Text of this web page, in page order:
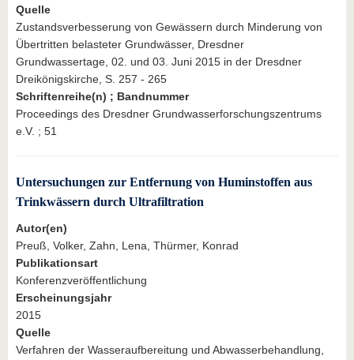
Quelle
Zustandsverbesserung von Gewässern durch Minderung von
Übertritten belasteter Grundwässer, Dresdner
Grundwassertage, 02. und 03. Juni 2015 in der Dresdner
Dreikönigskirche, S. 257 - 265
Schriftenreihe(n) ; Bandnummer
Proceedings des Dresdner Grundwasserforschungszentrums
e.V. ; 51
Untersuchungen zur Entfernung von Huminstoffen aus
Trinkwässern durch Ultrafiltration
Autor(en)
Preuß, Volker, Zahn, Lena, Thürmer, Konrad
Publikationsart
Konferenzveröffentlichung
Erscheinungsjahr
2015
Quelle
Verfahren der Wasseraufbereitung und Abwasserbehandlung,